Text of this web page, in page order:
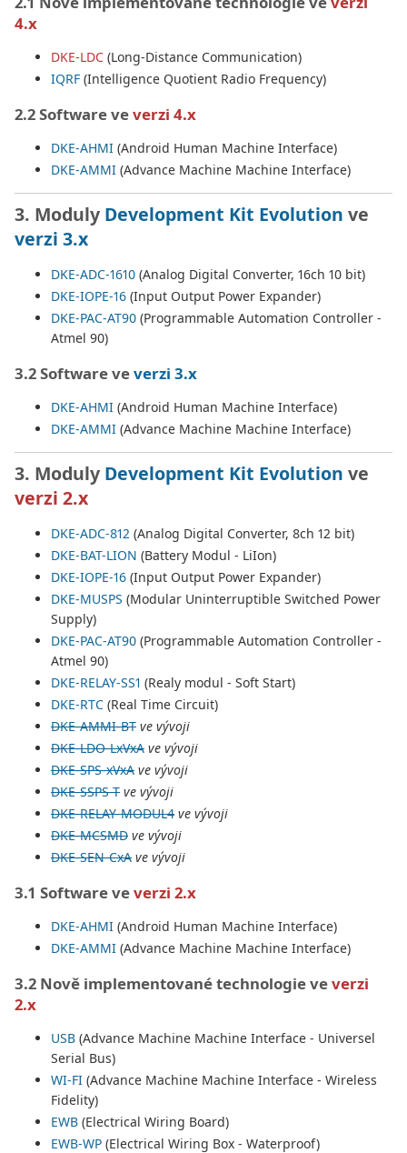
4.x
DKE-LDC (Long-Distance Communication)
IQRF (Intelligence Quotient Radio Frequency)
2.2 Software veverzi 4.x
DKE-AHMI (Android Human Machine Interface)
DKE-AMMI (Advance Machine Machine Interface)
3. Moduly Development Kit Evolution ve
verzi 3.x
DKE-ADC-1610 (Analog Digital Converter, 16ch 10 bit)
DKE-IOPE-16 (Input Output Power Expander)
DKE-PAC-AT90 (Programmable Automation Controller -
Atmel 90)
3.2 Software veverzi 3.x
DKE-AHMI (Android Human Machine Interface)
DKE-AMMI (Advance Machine Machine Interface)
3. Moduly Development Kit Evolution ve
verzi 2.x
DKE-ADC-812 (Analog Digital Converter, 8ch 12 bit)
DKE-BAT-LION (Battery Modul - LiIon)
DKE-IOPE-16 (Input Output Power Expander)
DKE-MUSPS (Modular Uninterruptible Switched Power
Supply)
DKE-PAC-AT90 (Programmable Automation Controller -
Atmel 90)
DKE-RELAY-SS1 (Realy modul - Soft Start)
DKE-RTC (Real Time Circuit)
DKE-AMMI-BT ve vývoji
DKE-LDO-LxVxA ve vývoji
DKE-SPS-xVxA ve vývoji
DKE-SSPS-T ve vývoji
DKE-RELAY-MODUL4 ve vývoji
DKE-MCSMD ve vývoji
DKE-SEN-CxA ve vývoji
3.1 Software veverzi 2.x
DKE-AHMI (Android Human Machine Interface)
DKE-AMMI (Advance Machine Machine Interface)
3.2 Nově implementované technologie veverzi
2.x
USB (Advance Machine Machine Interface - Universel
Serial Bus)
WI-FI (Advance Machine Machine Interface - Wireless
Fidelity)
EWB (Electrical Wiring Board)
EWB-WP (Electrical Wiring Box - Waterproof)